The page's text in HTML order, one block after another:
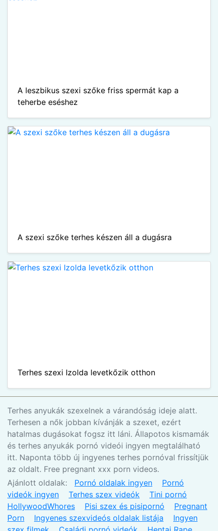
A leszbikus szexi szőke friss spermát kap a
teherbe eséshez
A szexi szőke terhes készen áll a dugásra
Terhes szexi Izolda levetkőzik otthon
Terhes anyukák szexelnek a várandóság ideje alatt.
Terhesen a nők jobban kívánják a szexet, ezért
hatalmas dugásokat fogsz itt láni. Állapotos kismamák
és terhes anyukák pornó videói ingyen megtalálható
itt. Naponta több új ingyenes terhes pornóval frissítjük
az oldalt. Free pregnant xxx porn videos.
Ajánlott oldalak: Pornó oldalak ingyen
Pornó
videók ingyen
Terhes szex videók
Tini pornó
HollywoodWhores
Pisi szex és pisipornó
Pregnant
Porn
Ingyenes szexvideós oldalak listája
Ingyen